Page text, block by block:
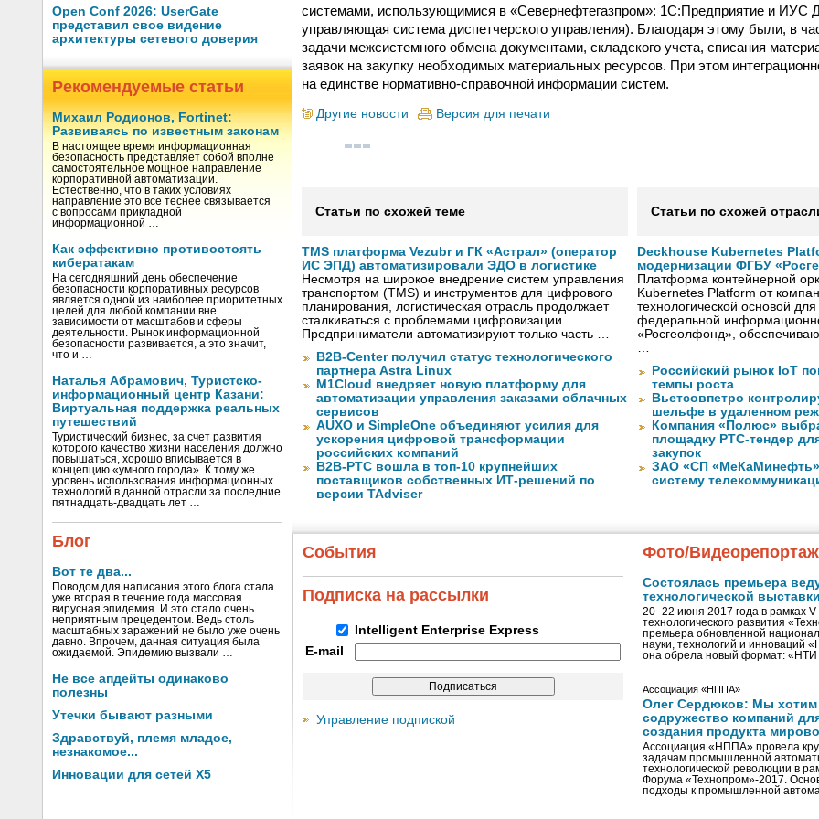
Open Conf 2026: UserGate
представил свое видение
архитектуры сетевого доверия
Рекомендуемые статьи
Михаил Родионов, Fortinet:
Развиваясь по известным законам
В настоящее время информационная
безопасность представляет собой вполне
самостоятельное мощное направление
корпоративной автоматизации.
Естественно, что в таких условиях
направление это все теснее связывается
с вопросами прикладной
информационной …
Как эффективно противостоять
кибератакам
На сегодняшний день обеспечение
безопасности корпоративных ресурсов
является одной из наиболее приоритетных
целей для любой компании вне
зависимости от масштабов и сферы
деятельности. Рынок информационной
безопасности развивается, а это значит,
что и …
Наталья Абрамович, Туристско-
информационный центр Казани:
Виртуальная поддержка реальных
путешествий
Туристический бизнес, за счет развития
которого качество жизни населения должно
повышаться, хорошо вписывается в
концепцию «умного города». К тому же
уровень использования информационных
технологий в данной отрасли за последние
пятнадцать-двадцать лет …
Блог
Вот те два...
Поводом для написания этого блога стала
уже вторая в течение года массовая
вирусная эпидемия. И это стало очень
неприятным прецедентом. Ведь столь
масштабных заражений не было уже очень
давно. Впрочем, данная ситуация была
ожидаемой. Эпидемию вызвали …
Не все апдейты одинаково
полезны
Утечки бывают разными
Здравствуй, племя младое,
незнакомое...
Инновации для сетей X5
системами, использующимися в «Севернефтегазпром»: 1С:Предприятие и ИУС
управляющая система диспетчерского управления). Благодаря этому были, в
задачи межсистемного обмена документами, складского учета, списания
заявок на закупку необходимых материальных ресурсов. При этом
на единстве нормативно-справочной информации систем.
Другие новости Версия для печати
Статьи по схожей теме
TMS платформа Vezubr и ГК «Астрал» (оператор
ИС ЭПД) автоматизировали ЭДО в логистике
Несмотря на широкое внедрение систем управления
транспортом (TMS) и инструментов для цифрового
планирования, логистическая отрасль продолжает
сталкиваться с проблемами цифровизации.
Предприниматели автоматизируют только часть …
B2B-Center получил статус технологического
партнера Astra Linux
M1Cloud внедряет новую платформу для
автоматизации управления заказами облачных
сервисов
AUXO и SimpleOne объединяют усилия для
ускорения цифровой трансформации
российских компаний
B2B-РТС вошла в топ-10 крупнейших
поставщиков собственных ИТ-решений по
версии TAdviser
Статьи по схожей
Deckhouse Kubernetes
модернизации ФГБУ
Платформа контейнерной
Kubernetes Platform от
технологической основой
федеральной
«Росгеолфонд»,
…
Российский рынок IoT
темпы роста
Вьетсовпетро
шельфе в удаленном
Компания «Полюс»
площадку РТС-тендер
закупок
ЗАО «СП
систему
События
Подписка на рассылки
Intelligent Enterprise Express
E-mail
Управление подпиской
Фото/
Состоялась премьера
технологической
20–22 июня 2017 года в рамках
технологического развития
премьера обновленной
науки, технологий и инноваций
она обрела новый формат:
Ассоциация «НППА»
Олег Сердюков: Мы хотим
содружество компаний
создания продукта
Ассоциация «НППА» провела
задачам промышленной
технологической революции в
Форума «Технопром»-2017.
подходы к промышленной